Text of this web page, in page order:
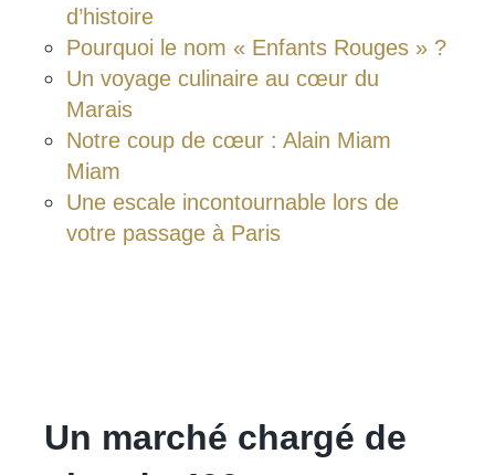
d’histoire
Pourquoi le nom « Enfants Rouges » ?
Un voyage culinaire au cœur du
Marais
Notre coup de cœur : Alain Miam
Miam
Une escale incontournable lors de
votre passage à Paris
Un marché chargé de